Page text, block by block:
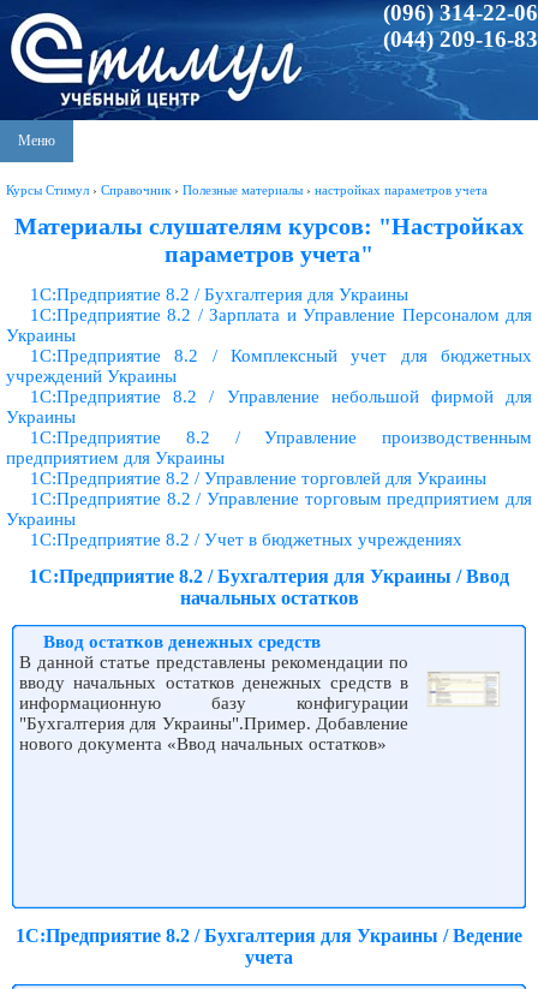
(096) 314-22-06
(044) 209-16-83
Меню
Курсы Стимул › Справочник › Полезные материалы › настройках параметров учета
Материалы слушателям курсов: "Настройках
параметров учета"
1С:Предприятие 8.2 / Бухгалтерия для Украины
1С:Предприятие 8.2 / Зарплата и Управление Персоналом для
Украины
1С:Предприятие 8.2 / Комплексный учет для бюджетных
учреждений Украины
1С:Предприятие 8.2 / Управление небольшой фирмой для
Украины
1С:Предприятие 8.2 / Управление производственным
предприятием для Украины
1С:Предприятие 8.2 / Управление торговлей для Украины
1С:Предприятие 8.2 / Управление торговым предприятием для
Украины
1С:Предприятие 8.2 / Учет в бюджетных учреждениях
1С:Предприятие 8.2 / Бухгалтерия для Украины / Ввод
начальных остатков
Ввод остатков денежных средств
В данной статье представлены рекомендации по
вводу начальных остатков денежных средств в
информационную базу конфигурации
"Бухгалтерия для Украины".Пример. Добавление
нового документа «Ввод начальных остатков»
1С:Предприятие 8.2 / Бухгалтерия для Украины / Ведение
учета